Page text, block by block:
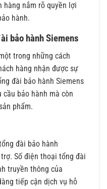
hàng nắm rõ quyền lợi
hành.
bảo hành Siemens
trong những cách
hàng nhận được sự
đài bảo hành Siemens
cầu bảo hành mà còn
phẩm.
đài bảo hành
Số điện thoại tổng đài
truyền thông của
tiếp cận dịch vụ hỗ